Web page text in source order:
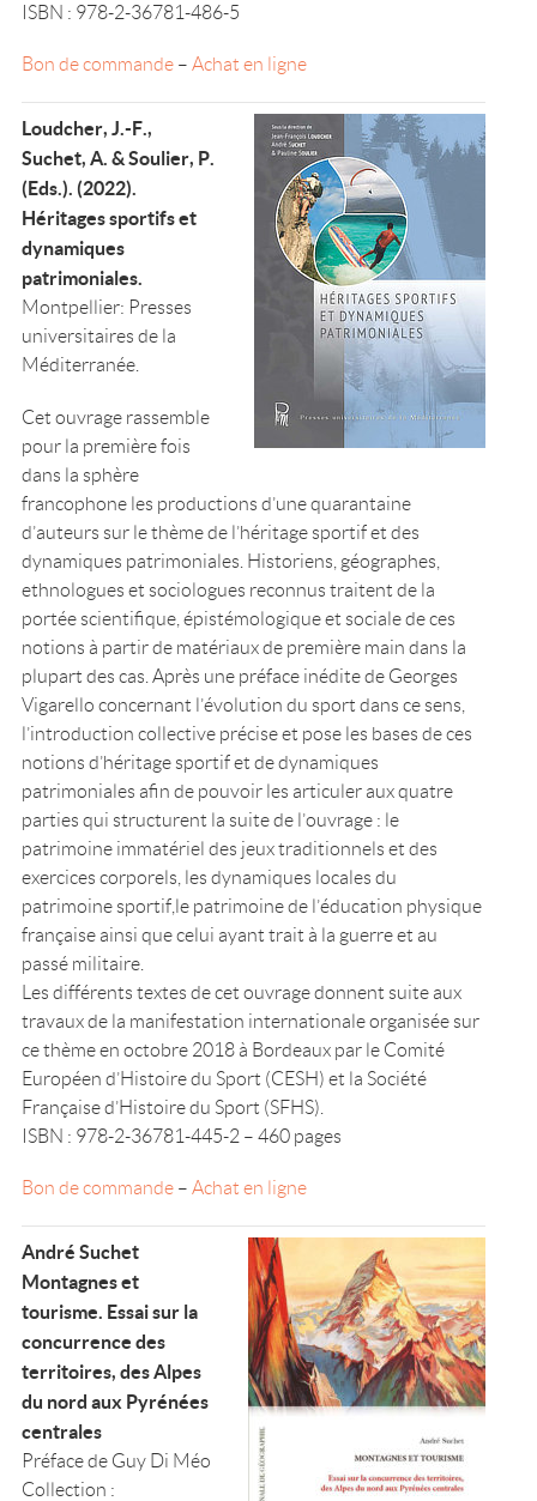
ISBN : 978-2-36781-486-5
Bon de commande– Achat en ligne
Loudcher, J.-F.,
Suchet, A. & Soulier, P.
(Eds.). (2022).
Héritages sportifs et
dynamiques
patrimoniales.
Montpellier: Presses
universitaires de la
Méditerranée.
Cet ouvrage rassemble
pour la première fois
dans la sphère
francophone les productions d’une quarantaine
d’auteurs sur le thème de l’héritage sportif et des
dynamiques patrimoniales. Historiens, géographes,
ethnologues et sociologues reconnus traitent de la
portée scientifique, épistémologique et sociale de ces
notions à partir de matériaux de première main dans la
plupart des cas. Après une préface inédite de Georges
Vigarello concernant l’évolution du sport dans ce sens,
l’introduction collective précise et pose les bases de ces
notions d’héritage sportif et de dynamiques
patrimoniales afin de pouvoir les articuler aux quatre
parties qui structurent la suite de l’ouvrage : le
patrimoine immatériel des jeux traditionnels et des
exercices corporels, les dynamiques locales du
patrimoine sportif,le patrimoine de l’éducation physique
française ainsi que celui ayant trait à la guerre et au
passé militaire.
Les différents textes de cet ouvrage donnent suite aux
travaux de la manifestation internationale organisée sur
ce thème en octobre 2018 à Bordeaux par le Comité
Européen d’Histoire du Sport (CESH) et la Société
Française d’Histoire du Sport (SFHS).
ISBN : 978-2-36781-445-2 – 460 pages
Bon de commande– Achat en ligne
André Suchet
Montagnes et
tourisme. Essai sur la
concurrence des
territoires, des Alpes
du nord aux Pyrénées
centrales
Préface de Guy Di Méo
Collection :